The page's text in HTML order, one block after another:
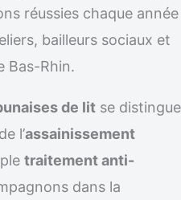
réussies chaque année
bailleurs sociaux et
Bas-Rhin.
de lit se distingue
l’assainissement
traitement anti-
dans la